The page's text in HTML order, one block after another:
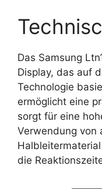
Das Samsung
Display, das auf
Technologie
ermöglicht eine
sorgt für eine
Verwendung von
die